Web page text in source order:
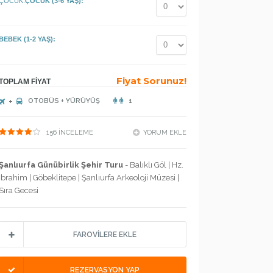
(1-2 YAŞ):
FİYAT Fiyat Sorunuz!
OTOBÜS + YÜRÜYÜŞ 1
156 İNCELEME YORUM EKLE
Günübirlik Şehir Turu - Balıklı Göl | Hz.
| Göbeklitepe | Şanlıurfa Arkeoloji Müzesi |
Gecesi
FAROVİLERE EKLE
REZERVASYON YAP